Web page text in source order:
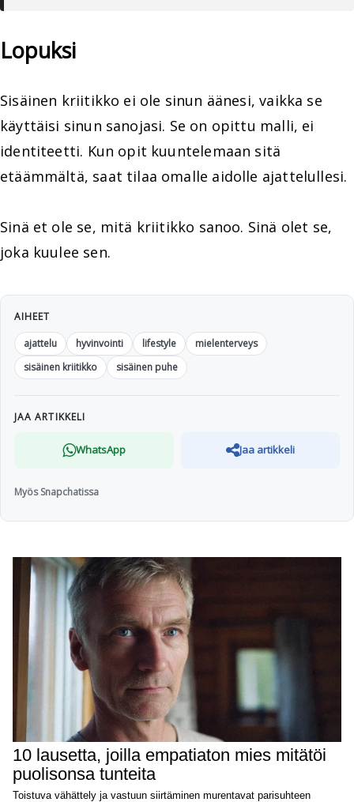
Lopuksi
Sisäinen kriitikko ei ole sinun äänesi, vaikka se
käyttäisi sinun sanojasi. Se on opittu malli, ei
identiteetti. Kun opit kuuntelemaan sitä
etäämmältä, saat tilaa omalle aidolle ajattelullesi.
Sinä et ole se, mitä kriitikko sanoo. Sinä olet se,
joka kuulee sen.
AIHEET
ajattelu
hyvinvointi lifestyle
mielenterveys
sisäinen kriitikko
sisäinen puhe
JAA ARTIKKELI
WhatsApp Jaa artikkeli
Myös Snapchatissa